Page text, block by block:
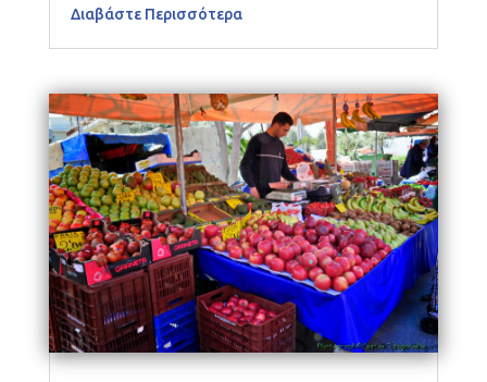
Διαβάστε Περισσότερα